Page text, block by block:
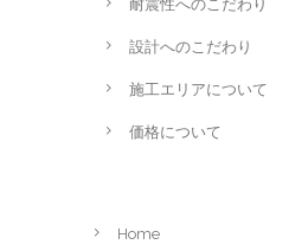
耐震性へのこだわり
設計へのこだわり
施工エリアについて
価格について
Home